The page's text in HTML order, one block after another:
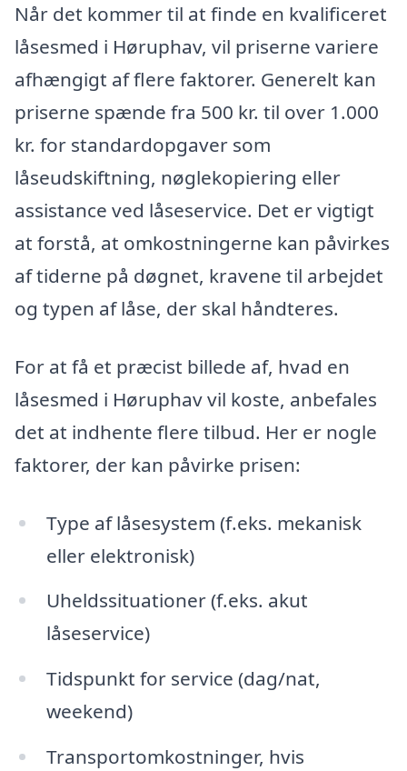
Når det kommer til at finde en kvalificeret
låsesmed i Høruphav, vil priserne variere
afhængigt af flere faktorer. Generelt kan
priserne spænde fra 500 kr. til over 1.000
kr. for standardopgaver som
låseudskiftning, nøglekopiering eller
assistance ved låseservice. Det er vigtigt
at forstå, at omkostningerne kan påvirkes
af tiderne på døgnet, kravene til arbejdet
og typen af låse, der skal håndteres.
For at få et præcist billede af, hvad en
låsesmed i Høruphav vil koste, anbefales
det at indhente flere tilbud. Her er nogle
faktorer, der kan påvirke prisen:
Type af låsesystem (f.eks. mekanisk
eller elektronisk)
Uheldssituationer (f.eks. akut
låseservice)
Tidspunkt for service (dag/nat,
weekend)
Transportomkostninger, hvis